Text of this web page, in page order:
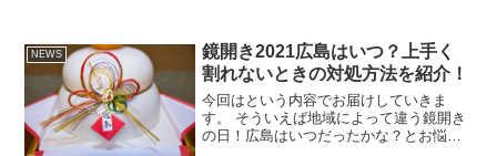
NEWS
鏡開き2021広島はいつ？上手く
割れないときの対処方法を紹介！
今回はという内容でお届けしていきま
す。 そういえば地域によって違う鏡開き
の日！広島はいつだったかな？とお悩み